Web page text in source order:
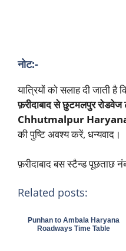
नोट:-
यात्रियों को सलाह दी जाती
फ़रीदाबाद से छुटमलपुर रोडवेज
Chhutmalpur
की पुष्टि अवश्य करें, धन्यवाद।
फ़रीदाबाद बस स्टैन्ड
Related posts:
Punhan to Ambala Haryana
Roadways Time Table